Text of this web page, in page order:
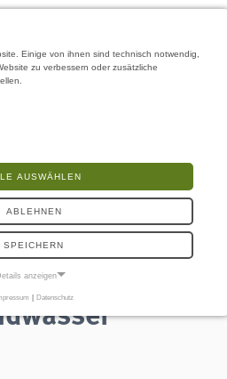
Einige von ihnen sind technisch notwendig,
zu verbessern oder zusätzliche
AUSWÄHLEN
ABLEHNEN
SPEICHERN
anzeigen
Funktionen und sind für die
erforderlich.
| Datenschutz